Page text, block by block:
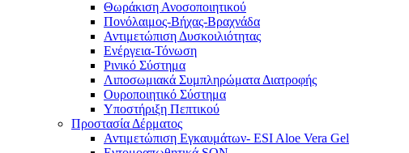
Θωράκιση Ανοσοποιητικού
Πονόλαιμος-Βήχας-Βραχνάδα
Αντιμετώπιση Δυσκοιλιότητας
Eνέργεια-Τόνωση
Ρινικό Σύστημα
Λιποσωμιακά Συμπληρώματα Διατροφής
Ουροποιητικό Σύστημα
Υποστήριξη Πεπτικού
Προστασία Δέρματος
Αντιμετώπιση Εγκαυμάτων- ESI Aloe Vera Gel